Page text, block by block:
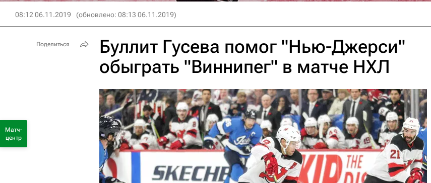
08:12 06.11.2019 (обновлено: 08:13 06.11.2019)
Буллит Гусева помог "Нью-Джерси"
обыграть "Виннипег" в матче НХЛ
Поделиться
Матч-
центр